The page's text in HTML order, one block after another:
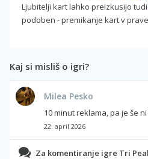
Ljubitelji kart lahko preizkusijo tudi
podoben - premikanje kart v
Kaj si misliš o igri?
Milea Pesko
10 minut reklama, pa je še
22. april 2026
Za komentiranje igre Tri